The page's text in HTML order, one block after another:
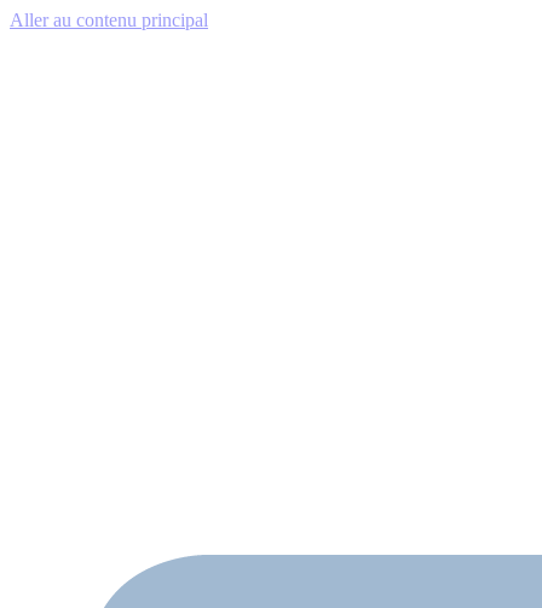
Aller au contenu principal